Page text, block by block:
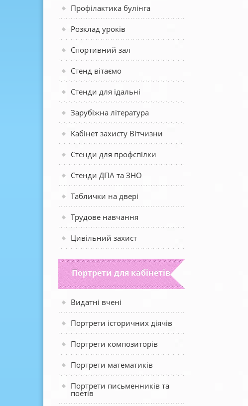
Профілактика булінга
Розклад уроків
Спортивний зал
Стенд вітаємо
Стенди для їдальні
Зарубіжна література
Кабінет захисту Вітчизни
Стенди для профспілки
Стенди ДПА та ЗНО
Таблички на двері
Трудове навчання
Цивільний захист
Портрети для кабінетів
Видатні вчені
Портрети історичних діячів
Портрети композиторів
Портрети математиків
Портрети письменників та
поетів